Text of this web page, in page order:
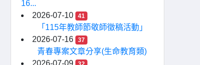
16...
2026-07-10
41
「115年教師節敬師徵稿活動」
2026-07-16
37
青春專案文章分享(生命教育類)
2026-07-09